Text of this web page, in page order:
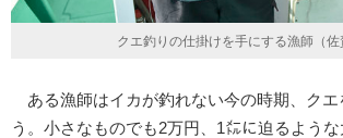
クエ釣りの仕掛けを手にする漁師（佐
ある漁師はイカが釣れない今の時期、クエ
う。小さなものでも2万円、1㍍に迫るよう